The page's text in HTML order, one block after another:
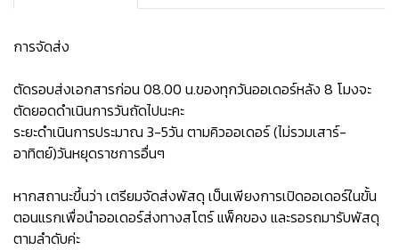
การจัดส่ง
ตัดรอบส่งเอกสารก่อน 08.00 น.ของทุกวันออเดอร์หลัง 8 โมงจะ
ตัดยอดดำเนินการวันถัดไปนะคะ
ระยะดำเนินการประมาณ 3-5วัน ตามคิวออเดอร์ (ไม่รวมเสาร์-
อาทิตย์)วันหยุดราชการอื่นๆ
หากสถานะขึ้นว่า เตรียมจัดส่งพัสดุ เป็นเพียงการเปิดออเดอร์ในขั้น
ตอนแรกเพื่อนำออเดอร์ส่งทางสโตร์ แพ็คของ และรอรถมารับพัสดุ
ตามลำดับค่ะ